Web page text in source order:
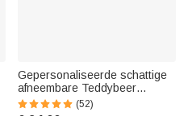
Gepersonaliseerde schattige
afneembare Teddybeer
Nursery Rugzak Schooltas
met naam Kinderdag terug
(52)